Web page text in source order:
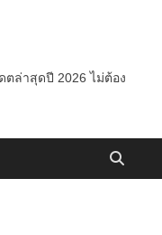
ตล่าสุดปี 2026 ไม่ต้อง